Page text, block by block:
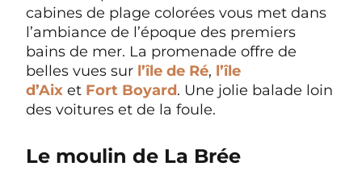
cabines de plage colorées vous met dans
l’ambiance de l’époque des premiers
bains de mer. La promenade offre de
belles vues sur l’île de Ré, l’île
d’Aix et Fort Boyard. Une jolie balade loin
des voitures et de la foule.
Le moulin de La Brée